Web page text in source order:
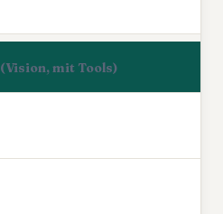
(Vision, mit Tools)